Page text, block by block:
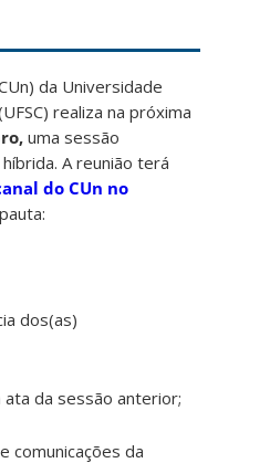
da Universidade
realiza na próxima
uma sessão
A reunião terá
do CUn no
dos(as)
da sessão anterior;
comunicações da